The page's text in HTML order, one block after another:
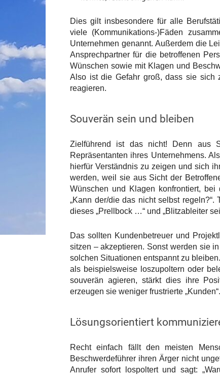
Dies gilt insbesondere für alle
viele (Kommunikations-)Fäden
Unternehmen genannt. Außerdem die
Ansprechpartner für die betroffenen
Wünschen sowie mit Klagen und
Also ist die Gefahr groß, dass sie sich
reagieren.
Souverän sein und bleiben
Zielführend ist das nicht! Denn aus
Repräsentanten ihres Unternehmens.
hierfür Verständnis zu zeigen und sich
werden, weil sie aus Sicht der
Wünschen und Klagen konfrontiert,
„Kann der/die das nicht selbst
dieses „Prellbock …“ und „Blitzableiter
Das sollten Kundenbetreuer und
sitzen – akzeptieren. Sonst werden sie
solchen Situationen entspannt zu
als beispielsweise loszupoltern oder
souverän agieren, stärkt dies ihre
erzeugen sie weniger frustrierte „Kunden“.
Lösungsorientiert
Recht einfach fällt den meisten
Beschwerdeführer ihren Ärger nicht
Anrufer sofort lospoltert und sagt: